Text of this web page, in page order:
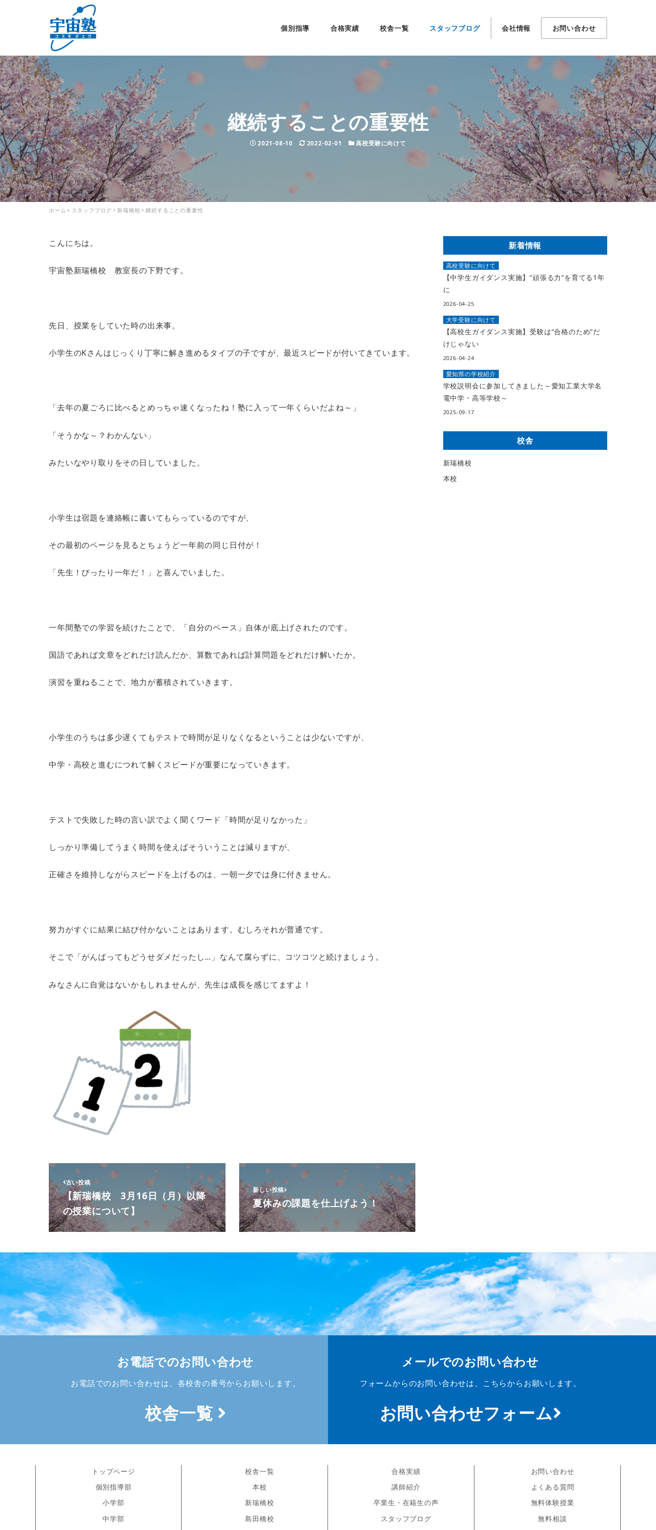
個別指導 合格実績 校舎一覧 スタッフブログ 会社情報 お問い合わせ
継続することの重要性
投稿日
2021-08-10 更新日
2022-02-01 カテゴリー
高校受験に向けて
ホーム スタッフブログ 新瑞橋校 継続することの重要性
こんにちは。
宇宙塾新瑞橋校 教室長の下野です。
先日、授業をしていた時の出来事。
小学生のKさんはじっくり丁寧に解き進めるタイプの子ですが、最近スピードが付いてきています。
「去年の夏ごろに比べるとめっちゃ速くなったね！塾に入って一年くらいだよね～」
「そうかな～？わかんない」
みたいなやり取りをその日していました。
小学生は宿題を連絡帳に書いてもらっているのですが、
その最初のページを見るとちょうど一年前の同じ日付が！
「先生！ぴったり一年だ！」と喜んでいました。
一年間塾での学習を続けたことで、「自分のペース」自体が底上げされたのです。
国語であれば文章をどれだけ読んだか、算数であれば計算問題をどれだけ解いたか。
演習を重ねることで、地力が蓄積されていきます。
小学生のうちは多少遅くてもテストで時間が足りなくなるということは少ないですが、
中学・高校と進むにつれて解くスピードが重要になっていきます。
テストで失敗した時の言い訳でよく聞くワード「時間が足りなかった」
しっかり準備してうまく時間を使えばそういうことは減りますが、
正確さを維持しながらスピードを上げるのは、一朝一夕では身に付きません。
努力がすぐに結果に結び付かないことはあります。むしろそれが普通です。
そこで「がんばってもどうせダメだったし…」なんて腐らずに、コツコツと続けましょう。
みなさんに自覚はないかもしれませんが、先生は成長を感じてますよ！
古い投稿
【新瑞橋校 3月16日（月）以降
の授業について】
新しい投稿
夏休みの課題を仕上げよう！
新着情報
高校受験に向けて
【中学生ガイダンス実施】“頑張る力”を育てる1年
に
2026-04-25
大学受験に向けて
【高校生ガイダンス実施】受験は“合格のため”だ
けじゃない
2026-04-24
愛知県の学校紹介
学校説明会に参加してきました～愛知工業大学名
電中学・高等学校～
2025-09-17
校舎
新瑞橋校
本校
お電話でのお問い合わせ
お電話でのお問い合わせは、各校舎の番号からお願いします。
校舎一覧
メールでのお問い合わせ
フォームからのお問い合わせは、こちらからお願いします。
お問い合わせフォーム
トップページ
個別指導部
小学部
中学部
校舎一覧
本校
新瑞橋校
島田橋校
合格実績
講師紹介
卒業生・在籍生の声
スタッフブログ
お問い合わせ
よくある質問
無料体験授業
無料相談